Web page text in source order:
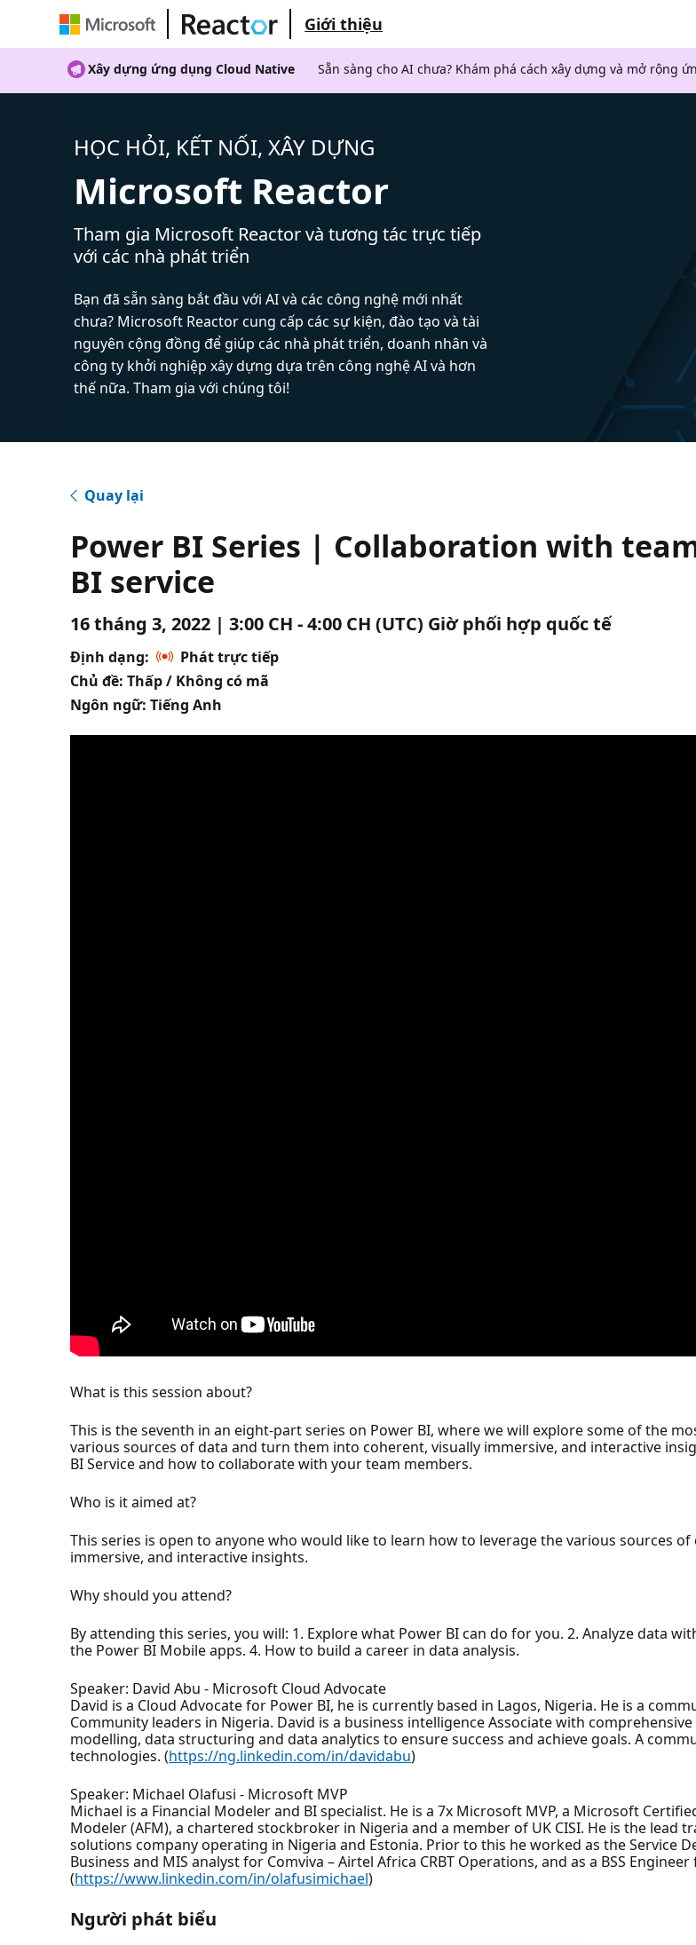
Giới thiệu
Xây dựng ứng dụng Cloud Native Sẵn sàng cho AI chưa? Khám phá cách xây dựng và mở rộng
HỌC HỎI, KẾT NỐI, XÂY DỰNG
Microsoft Reactor
Tham gia Microsoft Reactor và tương tác trực tiếp
với các nhà phát triển
Bạn đã sẵn sàng bắt đầu với AI và các công nghệ mới nhất
chưa? Microsoft Reactor cung cấp các sự kiện, đào tạo và tài
nguyên cộng đồng để giúp các nhà phát triển, doanh nhân và
công ty khởi nghiệp xây dựng dựa trên công nghệ AI và hơn
thế nữa. Tham gia với chúng tôi!
Quay lại
Power BI Series | Collaboration with
BI service
16 tháng 3, 2022 | 3:00 CH - 4:00 CH (UTC) Giờ phối hợp quốc tế
Định dạng:
Phát trực tiếp
Chủ đề: Thấp / Không có mã
Ngôn ngữ: Tiếng Anh
What is this session about?
This is the seventh in an eight-part series on Power BI, where we will explore some of the
various sources of data and turn them into coherent, visually immersive, and interactive
BI Service and how to collaborate with your team members.
Who is it aimed at?
This series is open to anyone who would like to learn how to leverage the various sources
immersive, and interactive insights.
Why should you attend?
By attending this series, you will: 1. Explore what Power BI can do for you. 2. Analyze data
the Power BI Mobile apps. 4. How to build a career in data analysis.
Speaker: David Abu - Microsoft Cloud Advocate
David is a Cloud Advocate for Power BI, he is currently based in Lagos, Nigeria. He is a
Community leaders in Nigeria. David is a business intelligence Associate with
modelling, data structuring and data analytics to ensure success and achieve goals. A
technologies. (https://ng.linkedin.com/in/davidabu)
Speaker: Michael Olafusi - Microsoft MVP
Michael is a Financial Modeler and BI specialist. He is a 7x Microsoft MVP, a Microsoft
Modeler (AFM), a chartered stockbroker in Nigeria and a member of UK CISI. He is the lead
solutions company operating in Nigeria and Estonia. Prior to this he worked as the Service
Business and MIS analyst for Comviva – Airtel Africa CRBT Operations, and as a BSS
(https://www.linkedin.com/in/olafusimichael)
Người phát biểu